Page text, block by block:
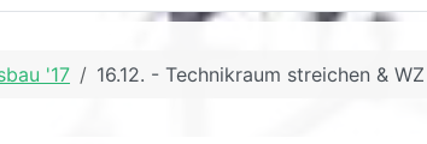
'17 16.12. - Technikraum streichen &